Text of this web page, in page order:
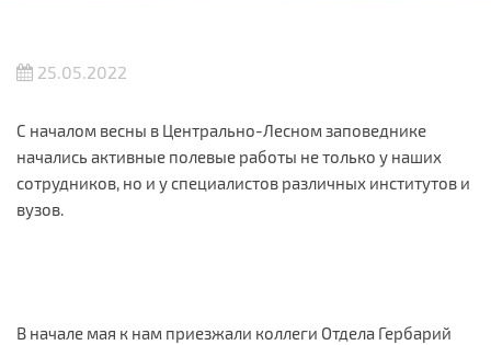
25.05.2022
С началом весны в Центрально-Лесном заповеднике
начались активные полевые работы не только у наших
сотрудников, но и у специалистов различных институтов и
вузов.
В начале мая к нам приезжали коллеги Отдела Гербарий